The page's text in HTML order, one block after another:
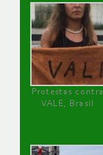
Protestas contra
VALE, Brasil